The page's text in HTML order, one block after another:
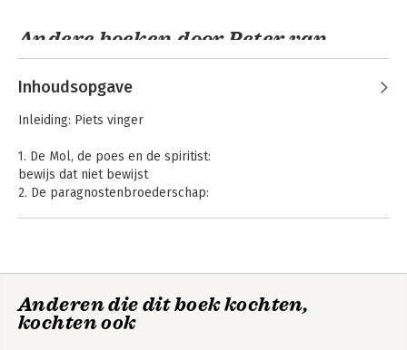
Andere boeken door Peter van
Koppen
pompmoord
Inhoudsopgave
Inleiding: Piets vinger
1. De Mol, de poes en de spiritist:
bewijs dat niet bewijst
2. De paragnostenbroederschap:
5. De wereld na de Inquisitie:
invloed van detentie op het bewijs
Anderen die dit boek kochten,
kochten ook